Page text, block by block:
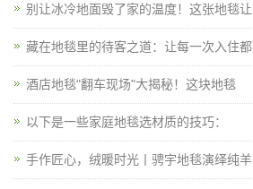
别让冰冷地面毁了家的温度！这张地毯让
藏在地毯里的待客之道：让每一次入住都
酒店地毯"翻车现场"大揭秘！这块地毯
以下是一些家庭地毯选材质的技巧：
手作匠心，绒暖时光丨骋宇地毯演绎纯羊